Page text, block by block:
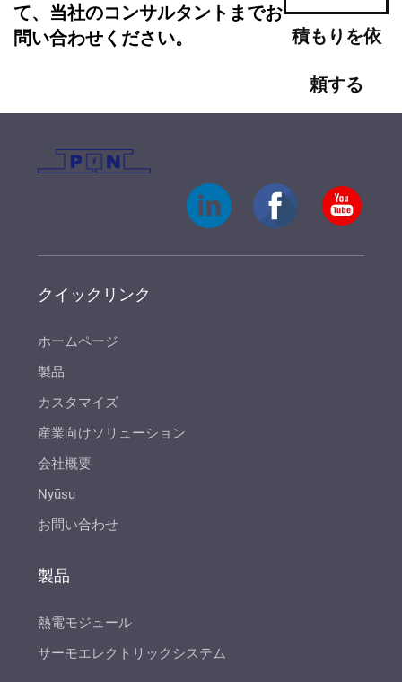
て、当社のコンサルタントまでお
問い合わせください。
積もりを依
頼する
クイックリンク
ホームページ
製品
カスタマイズ
産業向けソリューション
会社概要
Nyūsu
お問い合わせ
製品
熱電モジュール
サーモエレクトリックシステム